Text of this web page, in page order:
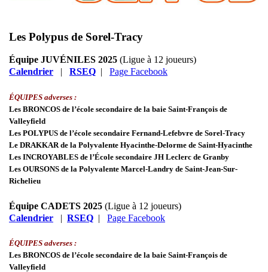
Les Polypus de Sorel-Tracy
Équipe JUVÉNILES 2025 (Ligue à 12 joueurs)
Calendrier | RSEQ | Page Facebook
ÉQUIPES adverses :
Les BRONCOS de l’école secondaire de la baie Saint-François de
Valleyfield
Les POLYPUS de l’école secondaire Fernand-Lefebvre de Sorel-Tracy
Le DRAKKAR de la Polyvalente Hyacinthe-Delorme de Saint-Hyacinthe
Les INCROYABLES de l’École secondaire JH Leclerc de Granby
Les OURSONS de la Polyvalente Marcel-Landry de Saint-Jean-Sur-
Richelieu
Équipe CADETS 2025 (Ligue à 12 joueurs)
Calendrier
| RSEQ | Page Facebook
ÉQUIPES adverses :
Les BRONCOS de l’école secondaire de la baie Saint-François de
Valleyfield